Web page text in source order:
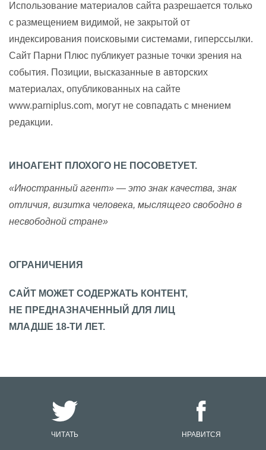
Использование материалов сайта разрешается только
с размещением видимой, не закрытой от
индексирования поисковыми системами, гиперссылки.
Сайт Парни Плюс публикует разные точки зрения на
события. Позиции, высказанные в авторских
материалах, опубликованных на сайте
www.parniplus.com, могут не совпадать с мнением
редакции.
ИНОАГЕНТ ПЛОХОГО НЕ ПОСОВЕТУЕТ.
«Иностранный агент» — это знак качества, знак
отличия, визитка человека, мыслящего свободно в
несвободной стране»
ОГРАНИЧЕНИЯ
САЙТ МОЖЕТ СОДЕРЖАТЬ КОНТЕНТ,
НЕ ПРЕДНАЗНАЧЕННЫЙ ДЛЯ ЛИЦ
МЛАДШЕ 18-ТИ ЛЕТ.
ЧИТАТЬ НРАВИТСЯ